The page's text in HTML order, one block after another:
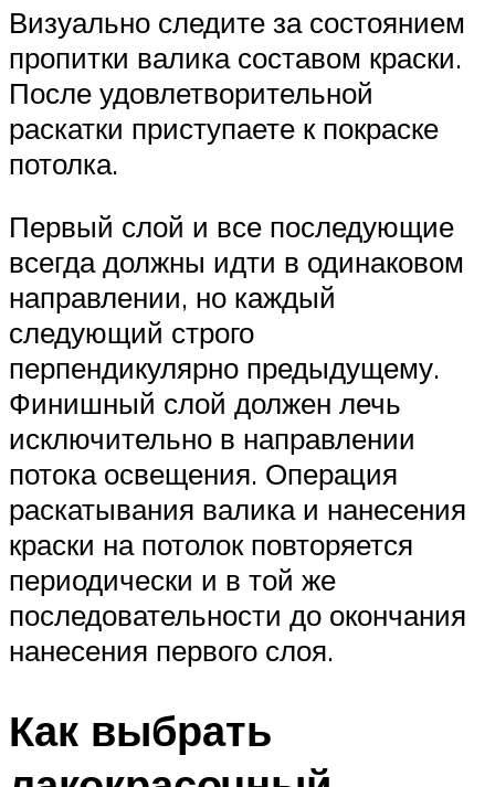
Визуально следите за состоянием
пропитки валика составом краски.
После удовлетворительной
раскатки приступаете к покраске
потолка.
Первый слой и все последующие
всегда должны идти в одинаковом
направлении, но каждый
следующий строго
перпендикулярно предыдущему.
Финишный слой должен лечь
исключительно в направлении
потока освещения. Операция
раскатывания валика и нанесения
краски на потолок повторяется
периодически и в той же
последовательности до окончания
нанесения первого слоя.
Как выбрать